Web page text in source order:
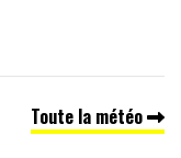
Toute la météo